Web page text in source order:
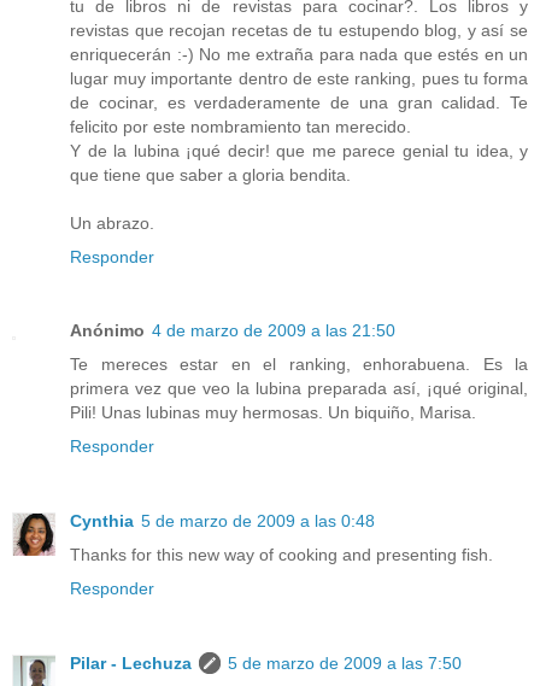
tu de libros ni de revistas para cocinar?. Los libros y
revistas que recojan recetas de tu estupendo blog, y así se
enriquecerán :-) No me extraña para nada que estés en un
lugar muy importante dentro de este ranking, pues tu forma
de cocinar, es verdaderamente de una gran calidad. Te
felicito por este nombramiento tan merecido.
Y de la lubina ¡qué decir! que me parece genial tu idea, y
que tiene que saber a gloria bendita.
Un abrazo.
Responder
Anónimo 4 de marzo de 2009 a las 21:50
Te mereces estar en el ranking, enhorabuena. Es la
primera vez que veo la lubina preparada así, ¡qué original,
Pili! Unas lubinas muy hermosas. Un biquiño, Marisa.
Responder
Cynthia 5 de marzo de 2009 a las 0:48
Thanks for this new way of cooking and presenting fish.
Responder
Pilar - Lechuza
5 de marzo de 2009 a las 7:50